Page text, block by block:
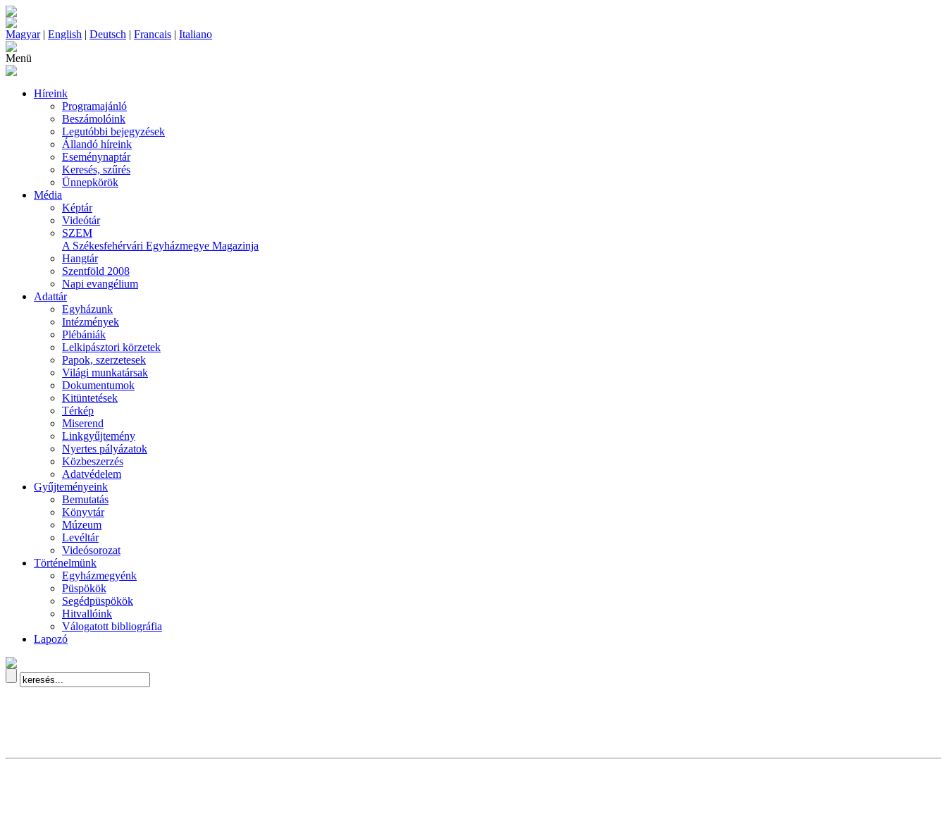
Magyar| English | Deutsch | Francais | Italiano
Menü
Híreink
Programajánló
Beszámolóink
Legutóbbi bejegyzések
Állandó híreink
Eseménynaptár
Keresés, szűrés
Ünnepkörök
Média
Képtár
Videótár
SZEM
A Székesfehérvári Egyházmegye Magazinja
Hangtár
Szentföld 2008
Napi evangélium
Adattár
Egyházunk
Intézmények
Plébániák
Lelkipásztori körzetek
Papok, szerzetesek
Világi munkatársak
Dokumentumok
Kitüntetések
Térkép
Miserend
Linkgyűjtemény
Nyertes pályázatok
Közbeszerzés
Adatvédelem
Gyűjteményeink
Bemutatás
Könyvtár
Múzeum
Levéltár
Videósorozat
Történelmünk
Egyházmegyénk
Püspökök
Segédpüspökök
Hitvallóink
Válogatott bibliográfia
Lapozó